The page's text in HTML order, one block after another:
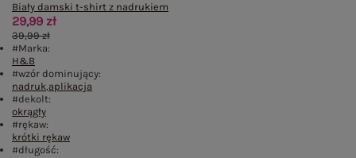
Biały damski t-shirt z nadrukiem
29,99 zł
39,99 zł
#Marka:
H&B
#wzór dominujący:
nadruk,aplikacja
#dekolt:
okrągły
#rękaw:
krótki rękaw
#długość: